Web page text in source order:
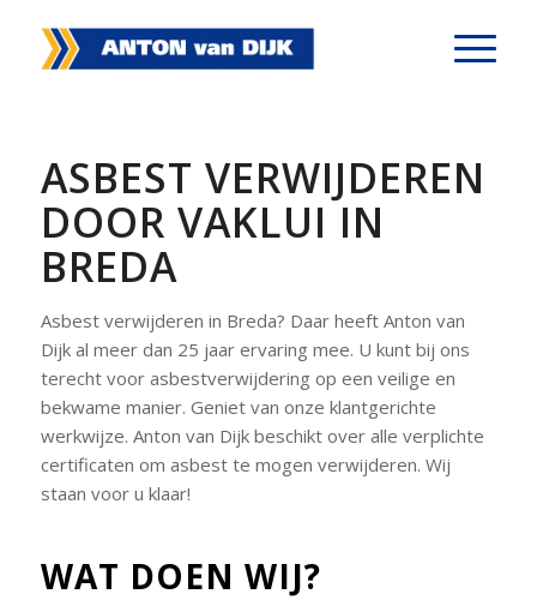
ASBEST VERWIJDEREN
DOOR VAKLUI IN
BREDA
Asbest verwijderen in Breda? Daar heeft Anton van
Dijk al meer dan 25 jaar ervaring mee. U kunt bij ons
terecht voor asbestverwijdering op een veilige en
bekwame manier. Geniet van onze klantgerichte
werkwijze. Anton van Dijk beschikt over alle verplichte
certificaten om asbest te mogen verwijderen. Wij
staan voor u klaar!
WAT DOEN WIJ?